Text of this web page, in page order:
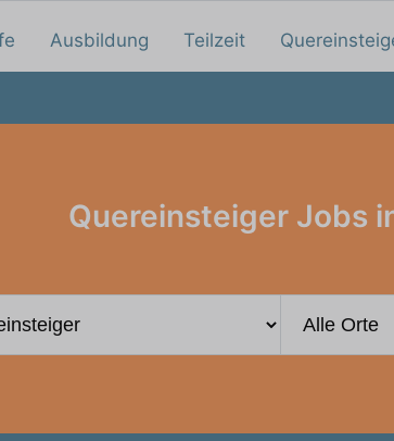
Ausbildung Teilzeit
Quereinsteiger Jobs